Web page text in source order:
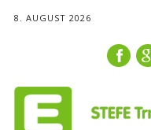
8. AUGUST 2026